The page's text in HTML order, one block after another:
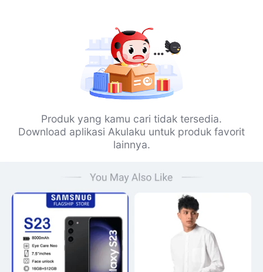
Produk yang kamu cari tidak tersedia.
Download aplikasi Akulaku untuk produk favorit
lainnya.